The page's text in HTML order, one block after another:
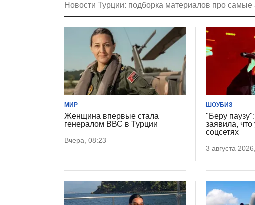
Новости Турции: подборка материалов про
МИР
Женщина впервые стала
генералом ВВС в Турции
Вчера, 08:23
ШОУБИЗ
"Беру
заявила, что
соцсетях
3 августа